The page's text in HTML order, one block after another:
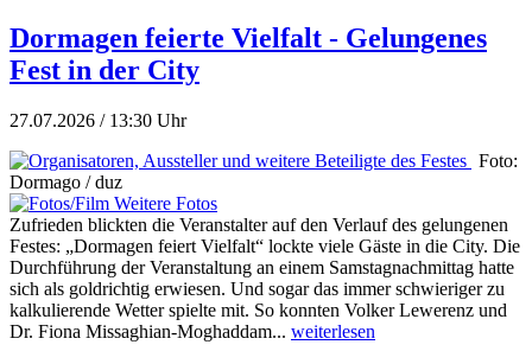
Dormagen feierte Vielfalt - Gelungenes
Fest in der City
27.07.2026 / 13:30 Uhr
Foto:
Dormago / duz
Weitere Fotos
Zufrieden blickten die Veranstalter auf den Verlauf des gelungenen
Festes: „Dormagen feiert Vielfalt“ lockte viele Gäste in die City. Die
Durchführung der Veranstaltung an einem Samstagnachmittag hatte
sich als goldrichtig erwiesen. Und sogar das immer schwieriger zu
kalkulierende Wetter spielte mit. So konnten Volker Lewerenz und
Dr. Fiona Missaghian-Moghaddam... weiterlesen